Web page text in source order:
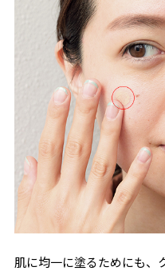
肌に均一に塗るためにも、